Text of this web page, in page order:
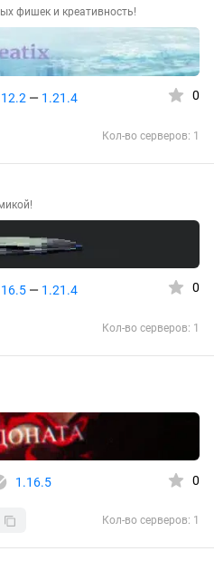
фишек и креативность!
— 1.21.4 0
Кол-во серверов: 1
— 1.21.4 0
Кол-во серверов: 1
1.16.5 0
Кол-во серверов: 1